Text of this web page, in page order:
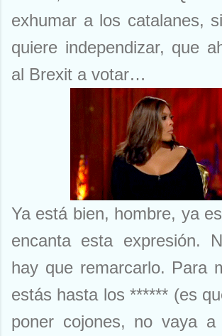
cambiarme de compañía.
me gusta a mí la compañía
Que no les cambio por
mundo. Buena gente,
amigos y siempre están ahí.
Según el momento. Ya me
Pero esta semana, me
notable. He ...
exhumar a los catalanes,
quiere independizar, que
al Brexit a votar…
Ya está bien, hombre, ya
encanta esta expresión.
hay que remarcarlo. Para
estás hasta los ****** (es
poner cojones, no vaya